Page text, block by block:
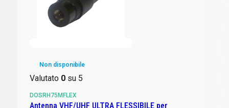
Non disponibile
Valutato 0su 5
DOSRH75MFLEX
Antenna VHF/UHF ULTRA FLESSIBILE per